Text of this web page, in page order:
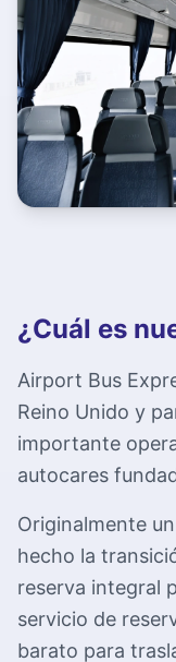
¿Cuál es
Airport Bus
Reino Unido y
importante
autocares
Originalmente
hecho la
reserva integral
servicio de
barato para